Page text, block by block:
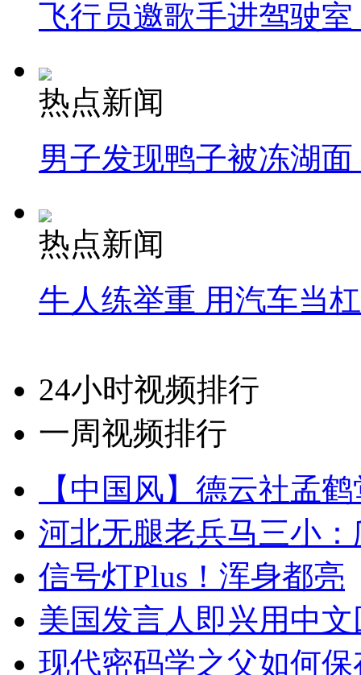
飞行员邀歌手进驾驶
热点新闻
男子发现鸭子被冻湖
热点新闻
牛人练举重 用汽车当
24小时视频排行
一周视频排行
【中国风】德云社孟
河北无腿老兵马三小
信号灯Plus！浑身都亮
美国发言人即兴用中
现代密码学之父如何